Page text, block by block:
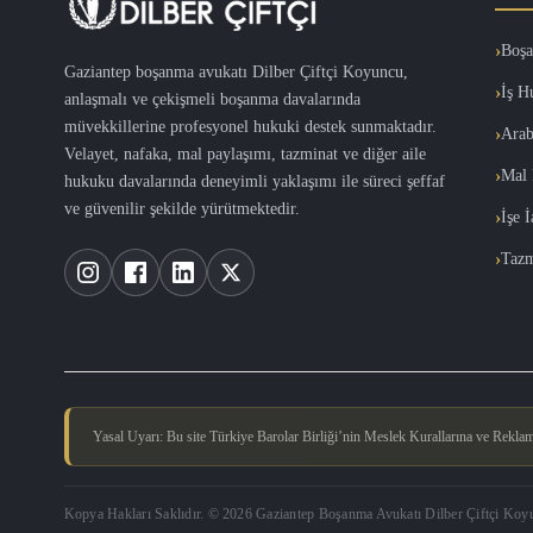
Gaziantep boşanma avukatı Dilber Çiftçi Koyuncu,
anlaşmalı ve çekişmeli boşanma davalarında
müvekkillerine profesyonel hukuki destek sunmaktadır.
Velayet, nafaka, mal paylaşımı, tazminat ve diğer aile
hukuku davalarında deneyimli yaklaşımı ile süreci şeffaf
ve güvenilir şekilde yürütmektedir.
İş
Mal
İşe
Yasal Uyarı: Bu site Türkiye Barolar Birliği’nin Meslek Kurallarına ve
Kopya Hakları Saklıdır. © 2026 Gaziantep Boşanma Avukatı Dilber Çiftçi